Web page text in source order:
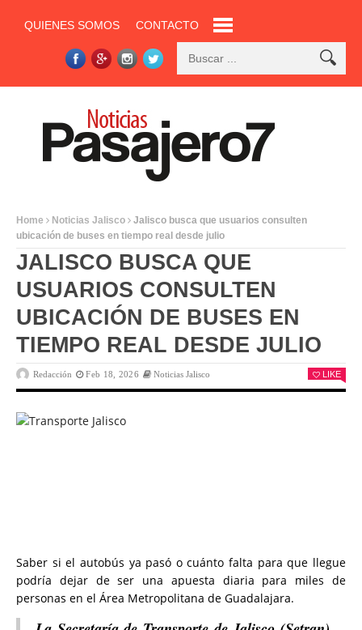
QUIENES SOMOS CONTACTO
Home Noticias Jalisco
Jalisco busca que usuarios consulten
ubicación de buses en tiempo real desde julio
JALISCO BUSCA QUE
USUARIOS CONSULTEN
UBICACIÓN DE BUSES EN
TIEMPO REAL DESDE JULIO
Redacción Feb 18, 2026 Noticias Jalisco LIKE
Saber si el autobús ya pasó o cuánto falta para que llegue
podría dejar de ser una apuesta diaria para miles de
personas en el Área Metropolitana de Guadalajara.